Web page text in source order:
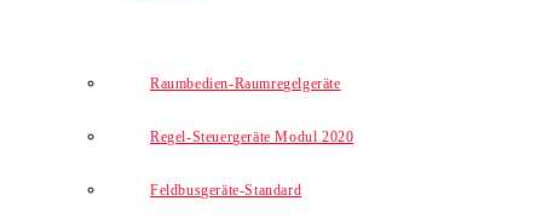
Raumbedien-Raumregelgeräte
Regel-Steuergeräte Modul 2020
Feldbusgeräte-Standard